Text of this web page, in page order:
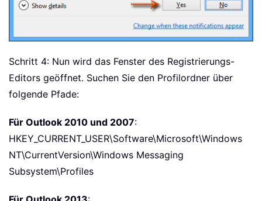
Schritt 4: Nun wird das Fenster des Registrierungs-
Editors geöffnet. Suchen Sie den Profilordner über
folgende Pfade:
Für Outlook 2010 und 2007:
HKEY_CURRENT_USER\Software\Microsoft\Windows
NT\CurrentVersion\Windows Messaging
Subsystem\Profiles